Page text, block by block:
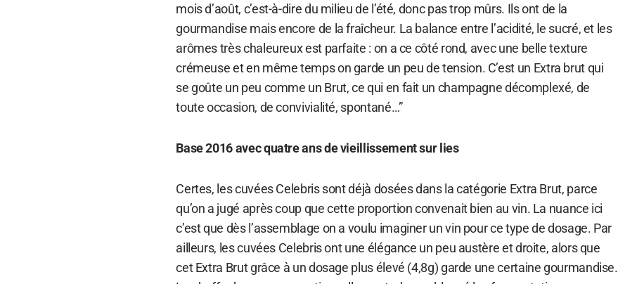
mois d’août, c’est-à-dire du milieu de l’été, donc pas trop mûrs. Ils ont de la
gourmandise mais encore de la fraîcheur. La balance entre l’acidité, le sucré, et les
arômes très chaleureux est parfaite : on a ce côté rond, avec une belle texture
crémeuse et en même temps on garde un peu de tension. C’est un Extra brut qui
se goûte un peu comme un Brut, ce qui en fait un champagne décomplexé, de
toute occasion, de convivialité, spontané…”
Base 2016 avec quatre ans de vieillissement sur lies
Certes, les cuvées Celebris sont déjà dosées dans la catégorie Extra Brut, parce
qu’on a jugé après coup que cette proportion convenait bien au vin. La nuance ici
c’est que dès l’assemblage on a voulu imaginer un vin pour ce type de dosage. Par
ailleurs, les cuvées Celebris ont une élégance un peu austère et droite, alors que
cet Extra Brut grâce à un dosage plus élevé (4,8g) garde une certaine gourmandise.